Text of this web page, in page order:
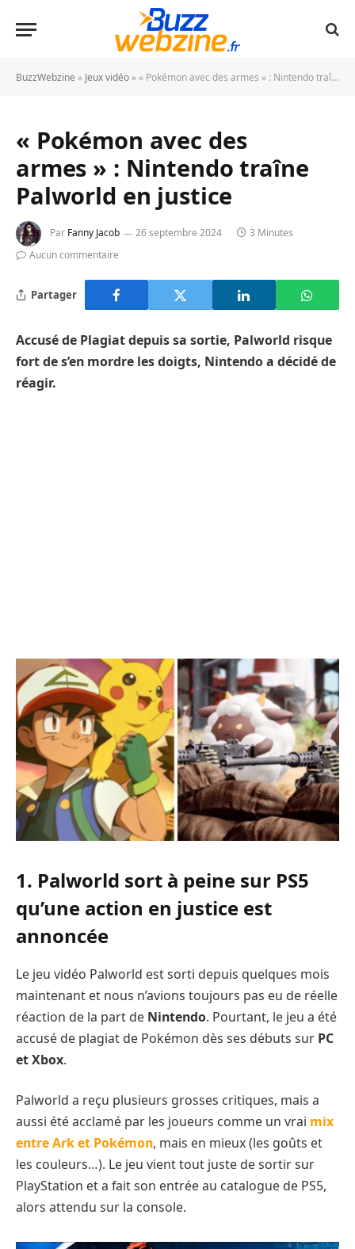
BuzzWebzine » Jeux vidéo »« Pokémon avec des armes » : Nintendo traîne Palworld en justice
« Pokémon avec des
armes » : Nintendo traîne
Palworld en justice
Par Fanny Jacob 26 septembre 2024
3 Minutes
Aucun commentaire
Partager
Accusé de Plagiat depuis sa sortie, Palworld risque
fort de s’en mordre les doigts, Nintendo a décidé de
réagir.
1. Palworld sort à peine sur PS5
qu’une action en justice est
annoncée
Le jeu vidéo Palworld est sorti depuis quelques mois
maintenant et nous n’avions toujours pas eu de réelle
réaction de la part de Nintendo. Pourtant, le jeu a été
accusé de plagiat de Pokémon dès ses débuts sur PC
et Xbox.
Palworld a reçu plusieurs grosses critiques, mais a
aussi été acclamé par les joueurs comme un vrai mix
entre Ark et Pokémon, mais en mieux (les goûts et
les couleurs…). Le jeu vient tout juste de sortir sur
PlayStation et a fait son entrée au catalogue de PS5,
alors attendu sur la console.